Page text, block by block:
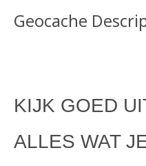
Geocache
KIJK GOED
ALLES WAT